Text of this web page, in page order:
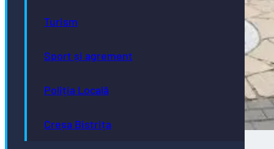
Turism
Sport și agrement
Poliția Locală
Creșa Bistrița